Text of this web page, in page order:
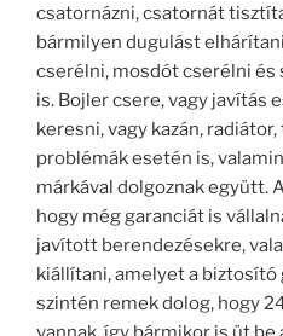
csatornázni, csatornát
bármilyen dugulást
cserélni, mosdót cserélni és
is. Bojler csere, vagy javítás
keresni, vagy kazán,
problémák esetén is,
márkával dolgoznak együtt.
hogy még garanciát is
javított berendezésekre,
kiállítani, amelyet a
szintén remek dolog, hogy